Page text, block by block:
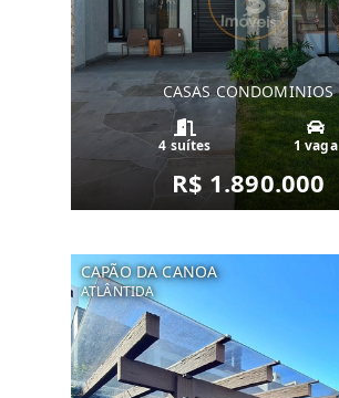
CASAS CONDOMINIOS
4 suítes 1 vaga
R$ 1.890.000
CAPÃO DA CANOA
ATLÂNTIDA